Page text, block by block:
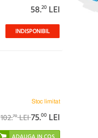
58.20 LEI
INDISPONIBIL
Stoc limitat
102.70LEI75.00 LEI